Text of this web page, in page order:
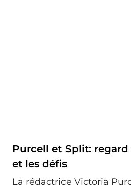
Purcell et Split:
et les défis
La rédactrice Victoria